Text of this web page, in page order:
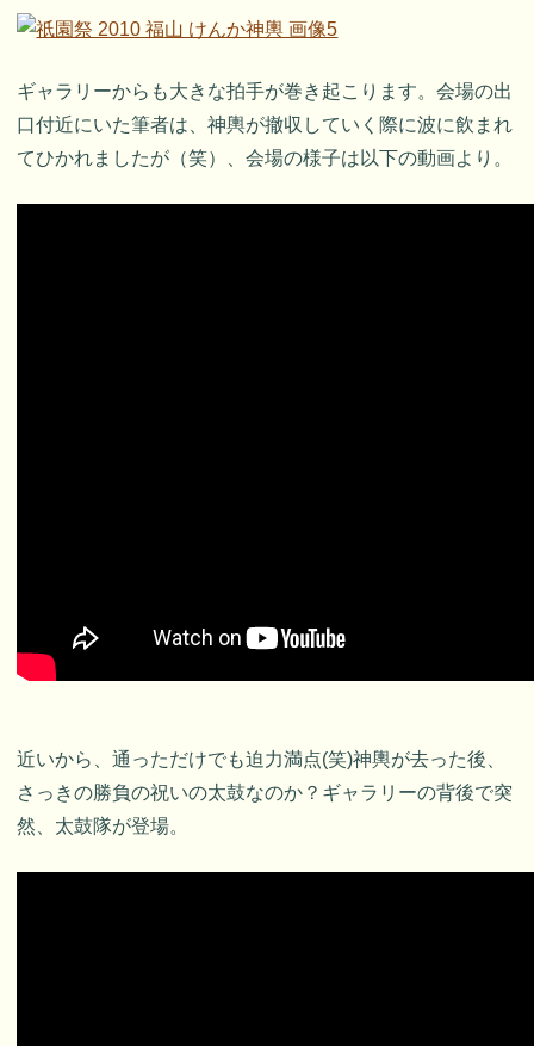
ギャラリーからも大きな拍手が巻き起こります。会場の出
口付近にいた筆者は、神輿が撤収していく際に波に飲まれ
てひかれましたが（笑）、会場の様子は以下の動画より。
近いから、通っただけでも迫力満点(笑)神輿が去った後、
さっきの勝負の祝いの太鼓なのか？ギャラリーの背後で突
然、太鼓隊が登場。